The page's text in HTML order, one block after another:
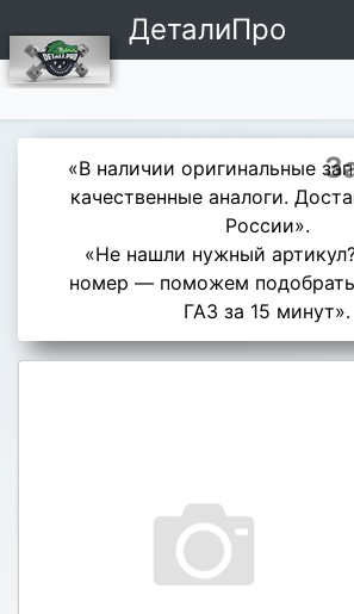
ДеталиПро
«В наличии оригинальные
качественные аналоги.
России».
«Не нашли нужный
номер — поможем подобрать
ГАЗ за 15 минут».